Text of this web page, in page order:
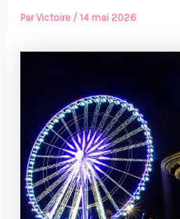
ParVictoire /14 mai 2026